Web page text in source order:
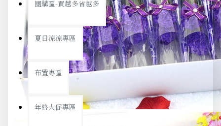
團購區-買越多省越多
夏日涼涼專區
布置專區
年終大促專區